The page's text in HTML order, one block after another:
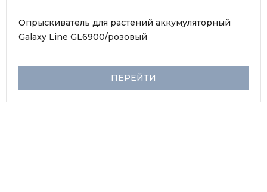
Опрыскиватель для растений аккумуляторный
Galaxy Line GL6900/розовый
ПЕРЕЙТИ